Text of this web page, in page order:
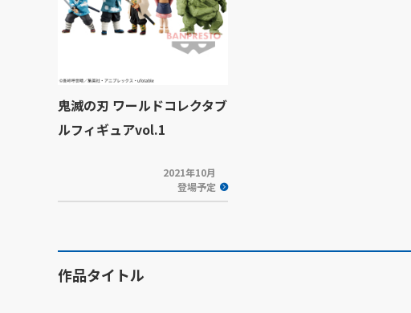
鬼滅の刃 ワールドコレクタブ
ルフィギュアvol.1
2021年10月
登場予定
作品タイトル